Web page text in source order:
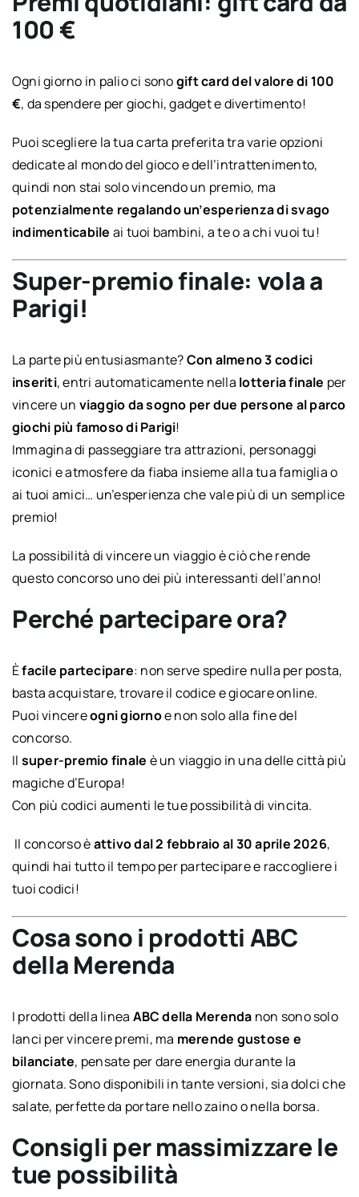
100 €
Ogni giorno in palio ci sonogift card del valore di 100
€, da spendere per giochi, gadget e divertimento!
Puoi scegliere la tua carta preferita tra varie opzioni
dedicate al mondo del gioco e dell’intrattenimento,
quindi non stai solo vincendo un premio, ma
potenzialmente regalando un’esperienza di svago
indimenticabile ai tuoi bambini, a te o a chi vuoi tu!
Super-premio finale: vola a
Parigi!
La parte più entusiasmante?Con almeno 3 codici
inseriti, entri automaticamente nella lotteria finale per
vincere un viaggio da sogno per due persone al parco
giochi più famoso di Parigi!
Immagina di passeggiare tra attrazioni, personaggi
iconici e atmosfere da fiaba insieme alla tua famiglia o
ai tuoi amici… un’esperienza che vale più di un semplice
premio!
La possibilità di vincere un viaggio è ciò che rende
questo concorso uno dei più interessanti dell’anno!
Perché partecipare ora?
Èfacile partecipare: non serve spedire nulla per posta,
basta acquistare, trovare il codice e giocare online.
Puoi vincereogni giornoe non solo alla fine del
concorso.
Il super-premio finale è un viaggio in una delle città più
magiche d’Europa!
Con più codici aumenti le tue possibilità di vincita.
Il concorso èattivo dal 2 febbraio al 30 aprile 2026,
quindi hai tutto il tempo per partecipare e raccogliere i
tuoi codici!
Cosa sono i prodottiABC
della Merenda
I prodotti della linea ABC della Merenda non sono solo
lanci per vincere premi, ma merende gustose e
bilanciate, pensate per dare energia durante la
giornata. Sono disponibili in tante versioni, sia dolci che
salate, perfette da portare nello zaino o nella borsa.
Consigli per massimizzare le
tue possibilità